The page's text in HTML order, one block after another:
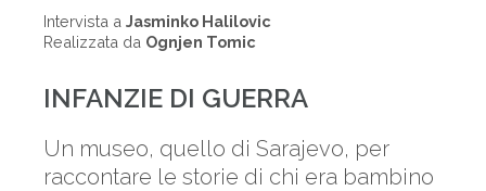
Intervista a Jasminko Halilovic
Realizzata da Ognjen Tomic
INFANZIE DI GUERRA
Un museo, quello di Sarajevo, per
raccontare le storie di chi era bambino